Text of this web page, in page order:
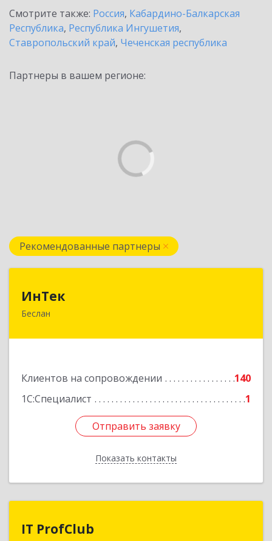
Смотрите также: Россия, Кабардино-Балкарская
Республика, Республика Ингушетия,
Ставропольский край, Чеченская республика
Партнеры в вашем регионе:
Рекомендованные партнеры
ИнТек
Беслан
Клиентов на сопровождении
140
1С:Специалист
1
Отправить заявку
Показать контакты
Подробнее
Отправить заявку
Назад
IT ProfClub